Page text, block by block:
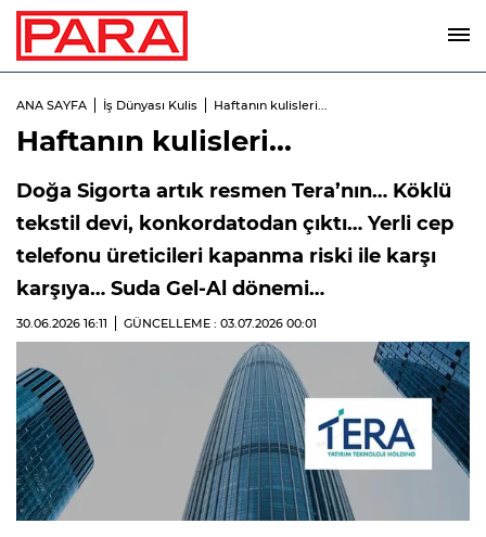
ANA SAYFA İş Dünyası Kulis Haftanın kulisleri...
Haftanın kulisleri...
Doğa Sigorta artık resmen Tera’nın… Köklü
tekstil devi, konkordatodan çıktı… Yerli cep
telefonu üreticileri kapanma riski ile karşı
karşıya… Suda Gel-Al dönemi…
30.06.2026 16:11 GÜNCELLEME : 03.07.2026 00:01